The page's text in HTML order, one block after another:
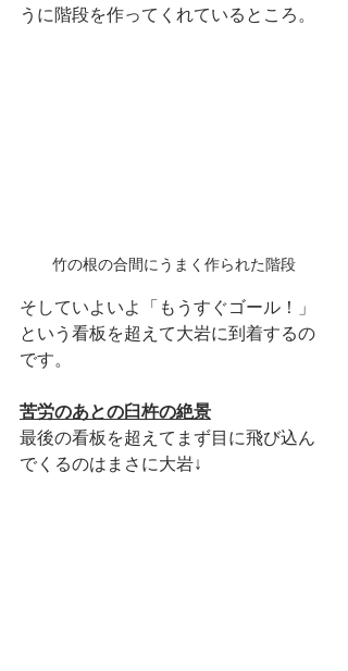
うに階段を作ってくれているところ。
竹の根の合間にうまく作られた階段
そしていよいよ「もうすぐゴール！」
という看板を超えて大岩に到着するの
です。
苦労のあとの臼杵の絶景
最後の看板を超えてまず目に飛び込ん
でくるのはまさに大岩↓